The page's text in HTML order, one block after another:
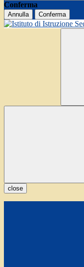
Conferma
Annulla Conferma
close